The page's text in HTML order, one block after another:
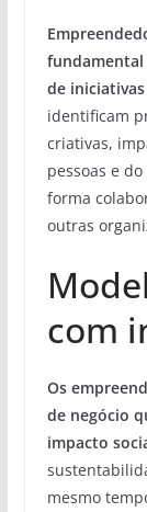
fundamental
de
identificam
criativas,
pessoas e
forma
outras
com
Os
de negócio
impacto
mesmo